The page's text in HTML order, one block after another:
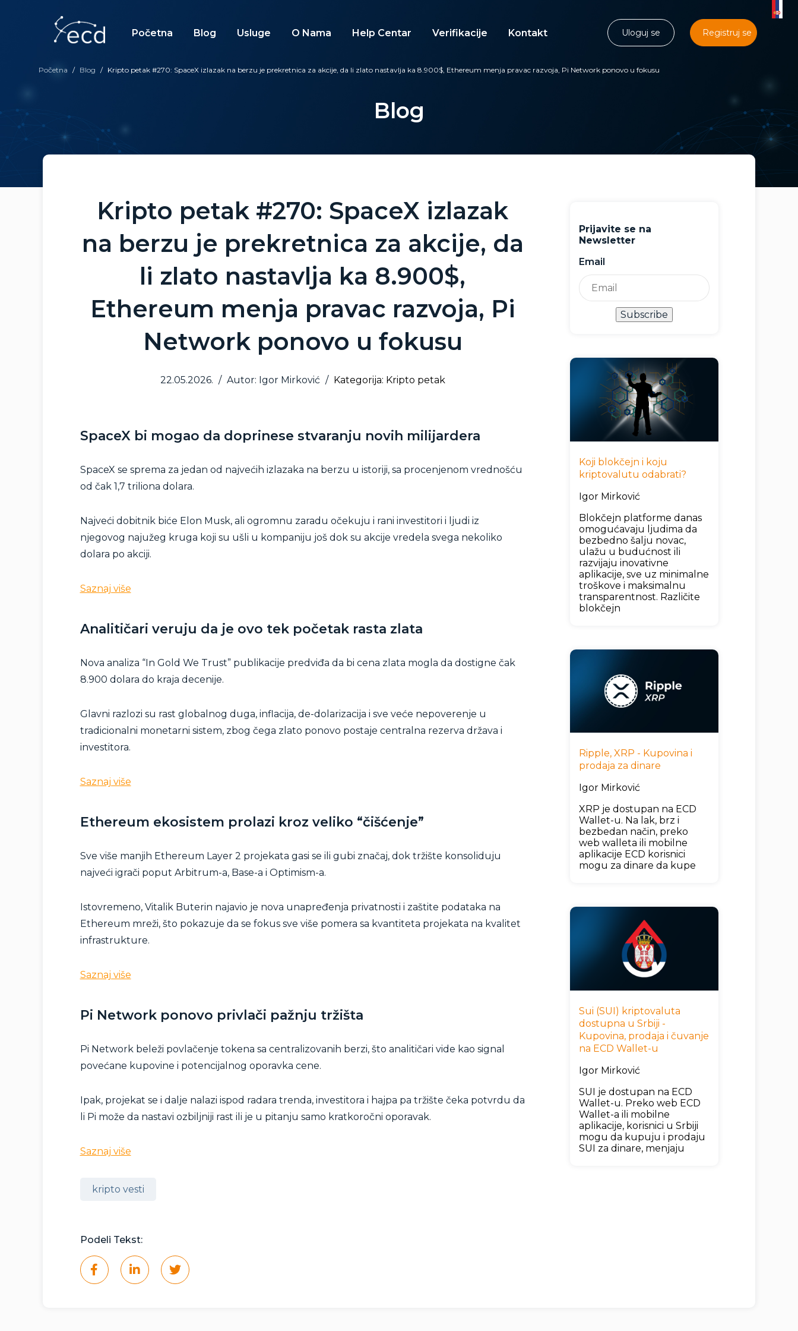
Početna Blog Usluge O Nama Help Centar Verifikacije Kontakt Uloguj se Registruj se
Početna / Blog / Kripto petak #270: SpaceX izlazak na berzu je prekretnica za akcije, da li zlato nastavlja ka 8.900$, Ethereum menja pravac razvoja, Pi Network ponovo u fokusu
Blog
Kripto petak #270: SpaceX izlazak
na berzu je prekretnica za akcije, da
li zlato nastavlja ka 8.900$,
Ethereum menja pravac razvoja, Pi
Network ponovo u fokusu
22.05.2026. / Autor: Igor Mirković / Kategorija: Kripto petak
SpaceX bi mogao da doprinese stvaranju novih milijardera
SpaceX se sprema za jedan od najvećih izlazaka na berzu u istoriji, sa procenjenom vrednošću
od čak 1,7 triliona dolara.
Najveći dobitnik biće Elon Musk, ali ogromnu zaradu očekuju i rani investitori i ljudi iz
njegovog najužeg kruga koji su ušli u kompaniju još dok su akcije vredela svega nekoliko
dolara po akciji.
Saznaj više
Analitičari veruju da je ovo tek početak rasta zlata
Nova analiza “In Gold We Trust” publikacije predviđa da bi cena zlata mogla da dostigne čak
8.900 dolara do kraja decenije.
Glavni razlozi su rast globalnog duga, inflacija, de-dolarizacija i sve veće nepoverenje u
tradicionalni monetarni sistem, zbog čega zlato ponovo postaje centralna rezerva država i
investitora.
Saznaj više
Ethereum ekosistem prolazi kroz veliko “čišćenje”
Sve više manjih Ethereum Layer 2 projekata gasi se ili gubi značaj, dok tržište konsoliduju
najveći igrači poput Arbitrum-a, Base-a i Optimism-a.
Istovremeno, Vitalik Buterin najavio je nova unapređenja privatnosti i zaštite podataka na
Ethereum mreži, što pokazuje da se fokus sve više pomera sa kvantiteta projekata na kvalitet
infrastrukture.
Saznaj više
Pi Network ponovo privlači pažnju tržišta
Pi Network beleži povlačenje tokena sa centralizovanih berzi, što analitičari vide kao signal
povećane kupovine i potencijalnog oporavka cene.
Ipak, projekat se i dalje nalazi ispod radara trenda, investitora i hajpa pa tržište čeka potvrdu da
li Pi može da nastavi ozbiljniji rast ili je u pitanju samo kratkoročni oporavak.
Saznaj više
kripto vesti
Podeli Tekst:
Prijavite se na
Newsletter
Email
Subscribe
Koji blokčejn i koju
kriptovalutu odabrati?
Igor Mirković
Blokčejn platforme danas
omogućavaju ljudima da
bezbedno šalju novac,
ulažu u budućnost ili
razvijaju inovativne
aplikacije, sve uz minimalne
troškove i maksimalnu
transparentnost. Različite
blokčejn
Ripple, XRP - Kupovina i
prodaja za dinare
Igor Mirković
XRP je dostupan na ECD
Wallet-u. Na lak, brz i
bezbedan način, preko
web walleta ili mobilne
aplikacije ECD korisnici
mogu za dinare da kupe
Sui (SUI) kriptovaluta
dostupna u Srbiji -
Kupovina, prodaja i čuvanje
na ECD Wallet-u
Igor Mirković
SUI je dostupan na ECD
Wallet-u. Preko web ECD
Wallet-a ili mobilne
aplikacije, korisnici u Srbiji
mogu da kupuju i prodaju
SUI za dinare, menjaju